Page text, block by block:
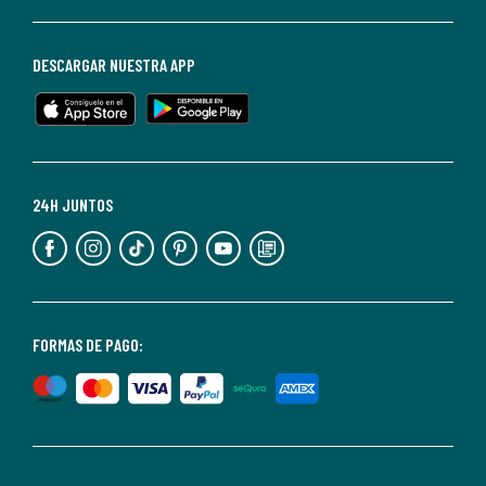
de
en
cualquier
Para
información,
puedes
nuestra
de
privacidad</2>.
FORMAS DE PAGO:
24H JUNTOS
DESCARGAR NUESTRA APP